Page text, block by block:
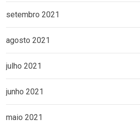
setembro 2021
agosto 2021
julho 2021
junho 2021
maio 2021